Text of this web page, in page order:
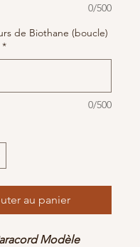
0/500
de Biothane (boucle)
*
0/500
au panier
Modèle